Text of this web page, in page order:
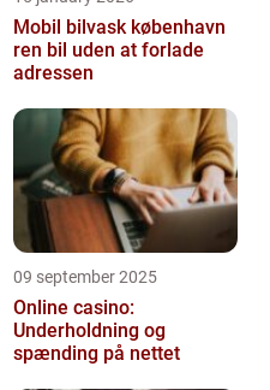
Mobil bilvask københavn
ren bil uden at forlade
adressen
09 september 2025
Online casino:
Underholdning og
spænding på nettet